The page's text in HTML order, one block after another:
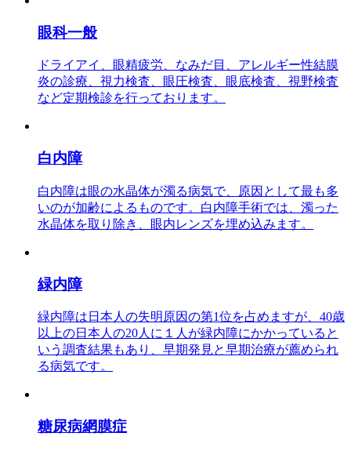
眼科一般
ドライアイ、眼精疲労、なみだ目、アレルギー性結膜
炎の診療、視力検査、眼圧検査、眼底検査、視野検査
など定期検診を行っております。
白内障
白内障は眼の水晶体が濁る病気で、原因として最も多
いのが加齢によるものです。白内障手術では、濁った
水晶体を取り除き、眼内レンズを埋め込みます。
緑内障
緑内障は日本人の失明原因の第1位を占めますが、40歳
以上の日本人の20人に１人が緑内障にかかっていると
いう調査結果もあり、早期発見と早期治療が薦められ
る病気です。
糖尿病網膜症